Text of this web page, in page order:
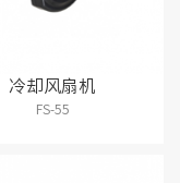
冷却风扇机
FS-55